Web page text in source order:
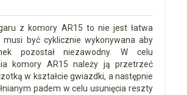
z komory AR15 to nie jest łatwa
musi być cyklicznie wykonywana aby
pozostał niezawodny. W celu
komory AR15 należy ją przetrzeć
w kształcie gwiazdki, a następnie
padem w celu usunięcia reszty